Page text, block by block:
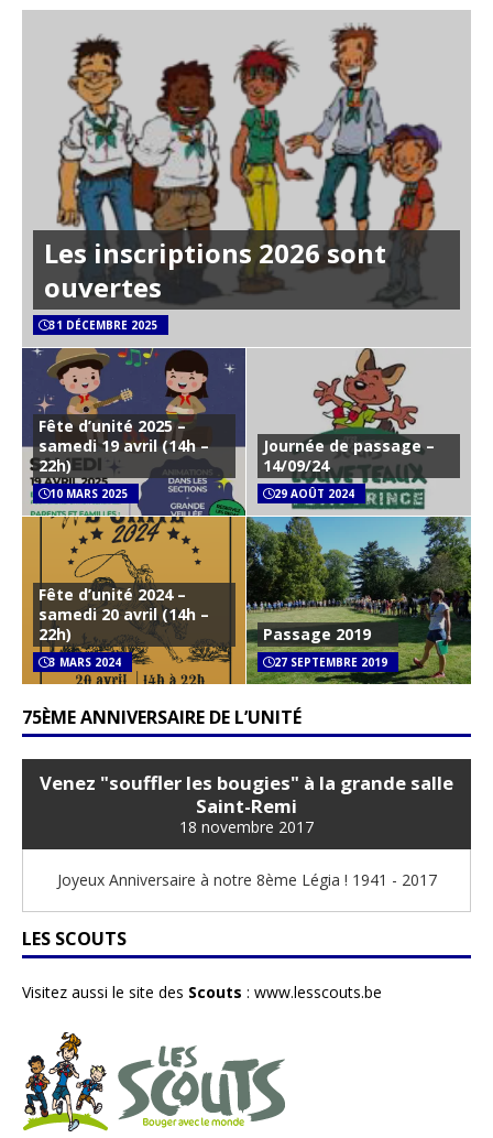
Les inscriptions 2026 sont
ouvertes
31 DÉCEMBRE 2025
Fête d’unité 2025 –
samedi 19 avril (14h –
22h)
10 MARS 2025
Journée de passage –
14/09/24
29 AOÛT 2024
Fête d’unité 2024 –
samedi 20 avril (14h –
22h)
3 MARS 2024
Passage 2019
27 SEPTEMBRE 2019
75ÈME ANNIVERSAIRE DE L’UNITÉ
Venez "souffler les bougies" à la grande salle
Saint-Remi
18 novembre 2017
Joyeux Anniversaire à notre 8ème Légia ! 1941 - 2017
LES SCOUTS
Visitez aussi le site des Scouts : www.lesscouts.be